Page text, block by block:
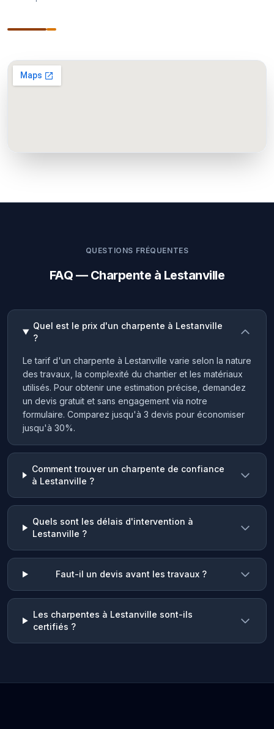
QUESTIONS FRÉQUENTES
FAQ — Charpente à Lestanville
Quel est le prix d'un charpente à Lestanville
?
Le tarif d'un charpente à Lestanville varie selon la nature
des travaux, la complexité du chantier et les matériaux
utilisés. Pour obtenir une estimation précise, demandez
un devis gratuit et sans engagement via notre
formulaire. Comparez jusqu'à 3 devis pour économiser
jusqu'à 30%.
Comment trouver un charpente de confiance
à Lestanville ?
Quels sont les délais d'intervention à
Lestanville ?
Faut-il un devis avant les travaux ?
Les charpentes à Lestanville sont-ils
certifiés ?